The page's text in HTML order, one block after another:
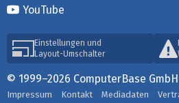
YouTube
Einstellungen und
Layout-Umschalter
© 1999–2026 ComputerBase GmbH
Impressum Kontakt Mediadaten